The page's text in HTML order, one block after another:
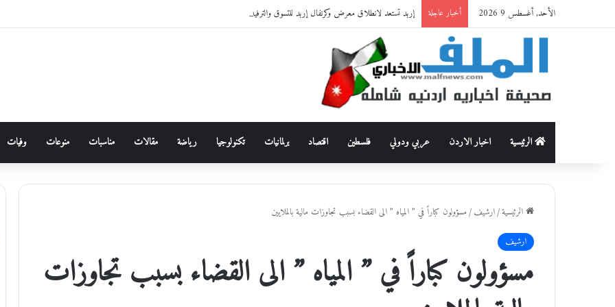
الأحد, أغسطس 9 2026 أخبار عاجلة إربد تستعد لانطلاق معرض وكرنفال إربد للتسوق والترفيه 2026
الرئيسية اخبار الاردن عربي ودولي فلسطين اقتصاد برلمانيات تكنولوجيا رياضة مقالات مناسبات منوعات وفيات
الرئيسية/ارشيف/مسؤولون كباراً في ” المياه ” الى القضاء بسبب تجاوزات مالية بالملايين
ارشيف
مسؤولون كباراً في ” المياه ” الى القضاء بسبب تجاوزات